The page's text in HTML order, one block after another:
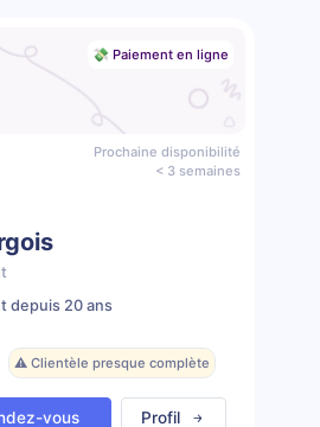
💸 Paiement en ligne
Prochaine disponibilité
< 3 semaines
depuis 20 ans
⚠️ Clientèle presque complète
vous Profil